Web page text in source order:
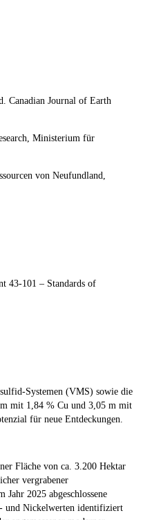
Canadian Journal of Earth
Ministerium für
von Neufundland,
43-101 – Standards of
Systemen (VMS) sowie die
m mit 1,84 % Cu und 3,05 m mit
für neue Entdeckungen.
Fläche von ca. 3.200 Hektar
vergrabener
2025 abgeschlossene
und Nickelwerten identifiziert